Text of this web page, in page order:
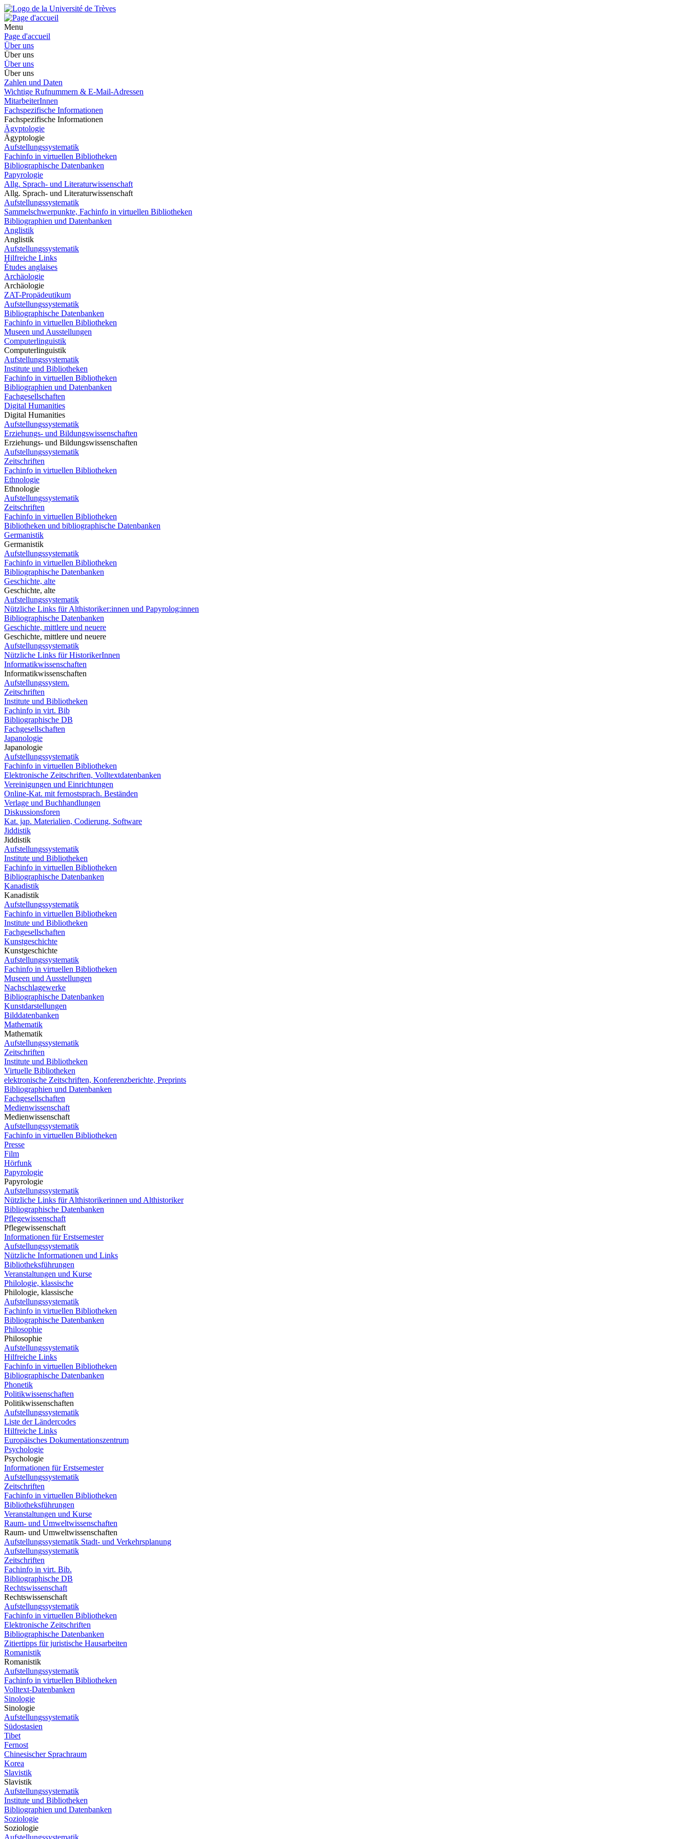
Menu
Page d'accueil
Über uns
Über uns
Über uns
Über uns
Zahlen und Daten
Wichtige Rufnummern & E-Mail-Adressen
MitarbeiterInnen
Fachspezifische Informationen
Fachspezifische Informationen
Ägyptologie
Ägyptologie
Aufstellungssystematik
Fachinfo in virtuellen Bibliotheken
Bibliographische Datenbanken
Papyrologie
Allg. Sprach- und Literaturwissenschaft
Allg. Sprach- und Literaturwissenschaft
Aufstellungssystematik
Sammelschwerpunkte, Fachinfo in virtuellen Bibliotheken
Bibliographien und Datenbanken
Anglistik
Anglistik
Aufstellungssystematik
Hilfreiche Links
Études anglaises
Archäologie
Archäologie
ZAT-Propädeutikum
Aufstellungssystematik
Bibliographische Datenbanken
Fachinfo in virtuellen Bibliotheken
Museen und Ausstellungen
Computerlinguistik
Computerlinguistik
Aufstellungssystematik
Institute und Bibliotheken
Fachinfo in virtuellen Bibliotheken
Bibliographien und Datenbanken
Fachgesellschaften
Digital Humanities
Digital Humanities
Aufstellungssystematik
Erziehungs- und Bildungswissenschaften
Erziehungs- und Bildungswissenschaften
Aufstellungssystematik
Zeitschriften
Fachinfo in virtuellen Bibliotheken
Ethnologie
Ethnologie
Aufstellungssystematik
Zeitschriften
Fachinfo in virtuellen Bibliotheken
Bibliotheken und bibliographische Datenbanken
Germanistik
Germanistik
Aufstellungssystematik
Fachinfo in virtuellen Bibliotheken
Bibliographische Datenbanken
Geschichte, alte
Geschichte, alte
Aufstellungssystematik
Nützliche Links für Althistoriker:innen und Papyrolog:innen
Bibliographische Datenbanken
Geschichte, mittlere und neuere
Geschichte, mittlere und neuere
Aufstellungssystematik
Nützliche Links für HistorikerInnen
Informatikwissenschaften
Informatikwissenschaften
Aufstellungssystem.
Zeitschriften
Institute und Bibliotheken
Fachinfo in virt. Bib
Bibliographische DB
Fachgesellschaften
Japanologie
Japanologie
Aufstellungssystematik
Fachinfo in virtuellen Bibliotheken
Elektronische Zeitschriften, Volltextdatenbanken
Vereinigungen und Einrichtungen
Online-Kat. mit fernostsprach. Beständen
Verlage und Buchhandlungen
Diskussionsforen
Kat. jap. Materialien, Codierung, Software
Jiddistik
Jiddistik
Aufstellungssystematik
Institute und Bibliotheken
Fachinfo in virtuellen Bibliotheken
Bibliographische Datenbanken
Kanadistik
Kanadistik
Aufstellungssystematik
Fachinfo in virtuellen Bibliotheken
Institute und Bibliotheken
Fachgesellschaften
Kunstgeschichte
Kunstgeschichte
Aufstellungssystematik
Fachinfo in virtuellen Bibliotheken
Museen und Ausstellungen
Nachschlagewerke
Bibliographische Datenbanken
Kunstdarstellungen
Bilddatenbanken
Mathematik
Mathematik
Aufstellungssystematik
Zeitschriften
Institute und Bibliotheken
Virtuelle Bibliotheken
elektronische Zeitschriften, Konferenzberichte, Preprints
Bibliographien und Datenbanken
Fachgesellschaften
Medienwissenschaft
Medienwissenschaft
Aufstellungssystematik
Fachinfo in virtuellen Bibliotheken
Presse
Film
Hörfunk
Papyrologie
Papyrologie
Aufstellungssystematik
Nützliche Links für Althistorikerinnen und Althistoriker
Bibliographische Datenbanken
Pflegewissenschaft
Pflegewissenschaft
Informationen für Erstsemester
Aufstellungssystematik
Nützliche Informationen und Links
Bibliotheksführungen
Veranstaltungen und Kurse
Philologie, klassische
Philologie, klassische
Aufstellungssystematik
Fachinfo in virtuellen Bibliotheken
Bibliographische Datenbanken
Philosophie
Philosophie
Aufstellungssystematik
Hilfreiche Links
Fachinfo in virtuellen Bibliotheken
Bibliographische Datenbanken
Phonetik
Politikwissenschaften
Politikwissenschaften
Aufstellungssystematik
Liste der Ländercodes
Hilfreiche Links
Europäisches Dokumentationszentrum
Psychologie
Psychologie
Informationen für Erstsemester
Aufstellungssystematik
Zeitschriften
Fachinfo in virtuellen Bibliotheken
Bibliotheksführungen
Veranstaltungen und Kurse
Raum- und Umweltwissenschaften
Raum- und Umweltwissenschaften
Aufstellungssystematik Stadt- und Verkehrsplanung
Aufstellungssystematik
Zeitschriften
Fachinfo in virt. Bib.
Bibliographische DB
Rechtswissenschaft
Rechtswissenschaft
Aufstellungssystematik
Fachinfo in virtuellen Bibliotheken
Elektronische Zeitschriften
Bibliographische Datenbanken
Zitiertipps für juristische Hausarbeiten
Romanistik
Romanistik
Aufstellungssystematik
Fachinfo in virtuellen Bibliotheken
Volltext-Datenbanken
Sinologie
Sinologie
Aufstellungssystematik
Südostasien
Tibet
Fernost
Chinesischer Sprachraum
Korea
Slavistik
Slavistik
Aufstellungssystematik
Institute und Bibliotheken
Bibliographien und Datenbanken
Soziologie
Soziologie
Aufstellungssystematik